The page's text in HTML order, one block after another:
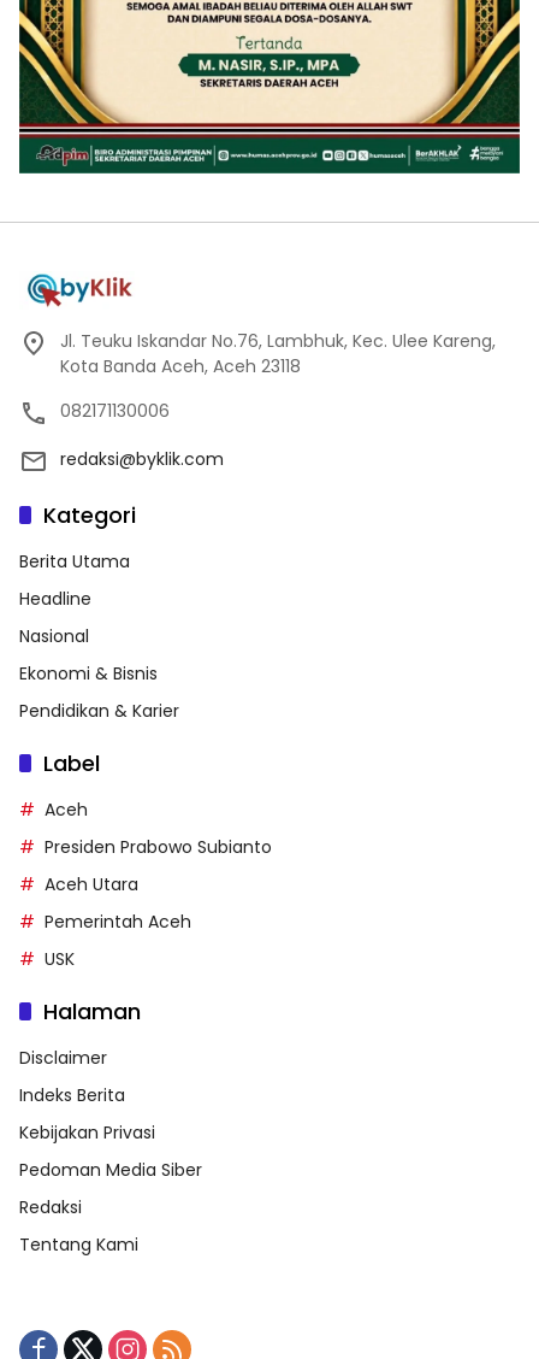
Jl. Teuku Iskandar No.76, Lambhuk, Kec. Ulee Kareng,
Kota Banda Aceh, Aceh 23118
082171130006
redaksi@byklik.com
Kategori
Berita Utama
Headline
Nasional
Ekonomi & Bisnis
Pendidikan & Karier
Label
Aceh
Presiden Prabowo Subianto
Aceh Utara
Pemerintah Aceh
USK
Halaman
Disclaimer
Indeks Berita
Kebijakan Privasi
Pedoman Media Siber
Redaksi
Tentang Kami